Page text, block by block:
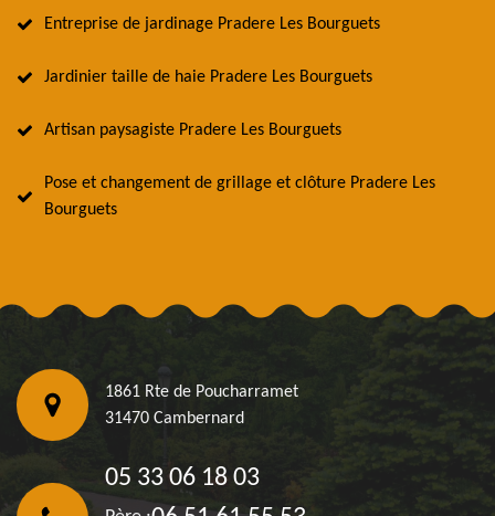
Entreprise de jardinage Pradere Les Bourguets
Jardinier taille de haie Pradere Les Bourguets
Artisan paysagiste Pradere Les Bourguets
Pose et changement de grillage et clôture Pradere Les
Bourguets
1861 Rte de Poucharramet
31470 Cambernard
05 33 06 18 03